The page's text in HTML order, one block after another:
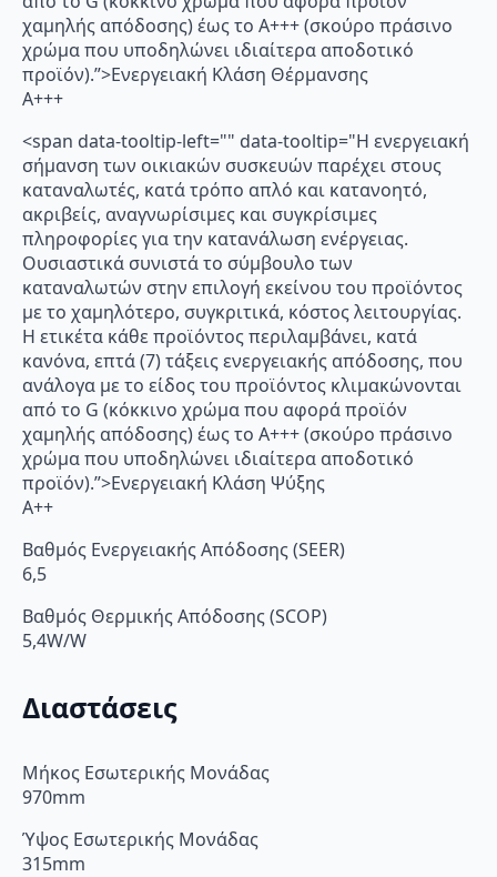
χαμηλής απόδοσης) έως το Α+++ (σκούρο πράσινο
χρώμα που υποδηλώνει ιδιαίτερα αποδοτικό
προϊόν).”>Ενεργειακή Κλάση Θέρμανσης
A+++
<span data-tooltip-left="" data-tooltip="Η ενεργειακή
σήμανση των οικιακών συσκευών παρέχει στους
καταναλωτές, κατά τρόπο απλό και κατανοητό,
ακριβείς, αναγνωρίσιμες και συγκρίσιμες
πληροφορίες για την κατανάλωση ενέργειας.
Ουσιαστικά συνιστά το σύμβουλο των
καταναλωτών στην επιλογή εκείνου του προϊόντος
με το χαμηλότερο, συγκριτικά, κόστος λειτουργίας.
Η ετικέτα κάθε προϊόντος περιλαμβάνει, κατά
κανόνα, επτά (7) τάξεις ενεργειακής απόδοσης, που
ανάλογα με το είδος του προϊόντος κλιμακώνονται
από το G (κόκκινο χρώμα που αφορά προϊόν
χαμηλής απόδοσης) έως το Α+++ (σκούρο πράσινο
χρώμα που υποδηλώνει ιδιαίτερα αποδοτικό
προϊόν).”>Ενεργειακή Κλάση Ψύξης
A++
Βαθμός Ενεργειακής Απόδοσης (SEER)
6,5
Βαθμός Θερμικής Απόδοσης (SCOP)
5,4W/W
Διαστάσεις
Μήκος Εσωτερικής Μονάδας
970mm
Ύψος Εσωτερικής Μονάδας
315mm